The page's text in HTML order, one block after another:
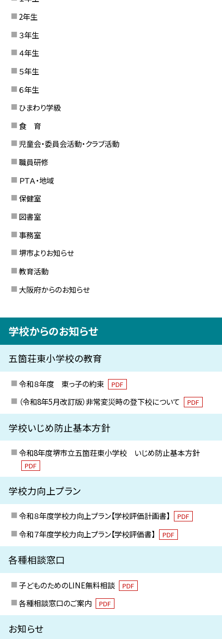
2年生
３年生
４年生
５年生
６年生
ひまわり学級
食 育
児童会・委員会活動・クラブ活動
職員研修
ＰＴＡ・地域
保健室
図書室
事務室
堺市よりお知らせ
教育活動
大阪府からのお知らせ
学校からのお知らせ
五箇荘東小学校の教育
令和８年度 東っ子の約束 PDF
（令和8年5月改訂版）非常変災時の登下校について PDF
学校いじめ防止基本方針
令和8年度堺市立五箇荘東小学校 いじめ防止基本方針
PDF
学校力向上プラン
令和８年度学校力向上プラン【学校評価計画書】 PDF
令和７年度学校力向上プラン【学校評価書】 PDF
各種相談窓口
子どものためのLINE無料相談 PDF
各種相談窓口のご案内 PDF
お知らせ